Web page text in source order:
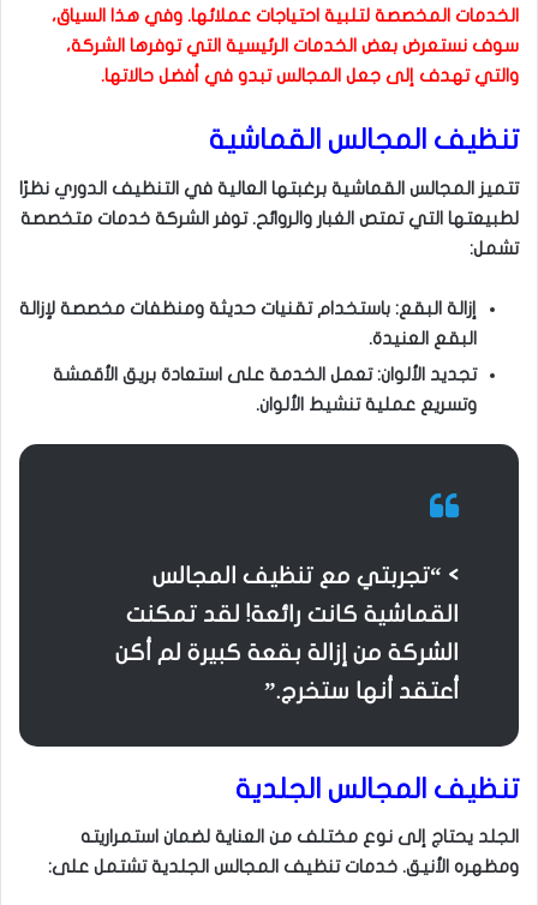
الخدمات المخصصة لتلبية احتياجات عملائها. وفي هذا السياق،
سوف نستعرض بعض الخدمات الرئيسية التي توفرها الشركة،
والتي تهدف إلى جعل المجالس تبدو في أفضل حالاتها.
تنظيف المجالس القماشية
تتميز المجالس القماشية برغبتها العالية في التنظيف الدوري نظرًا
لطبيعتها التي تمتص الغبار والروائح. توفر الشركة خدمات متخصصة
تشمل:
إزالة البقع: باستخدام تقنيات حديثة ومنظفات مخصصة لإزالة
البقع العنيدة.
تجديد الألوان: تعمل الخدمة على استعادة بريق الأقمشة
وتسريع عملية تنشيط الألوان.
> “تجربتي مع تنظيف المجالس
القماشية كانت رائعة! لقد تمكنت
الشركة من إزالة بقعة كبيرة لم أكن
أعتقد أنها ستخرج.”
تنظيف المجالس الجلدية
الجلد يحتاج إلى نوع مختلف من العناية لضمان استمراريته
ومظهره الأنيق. خدمات تنظيف المجالس الجلدية تشتمل على: